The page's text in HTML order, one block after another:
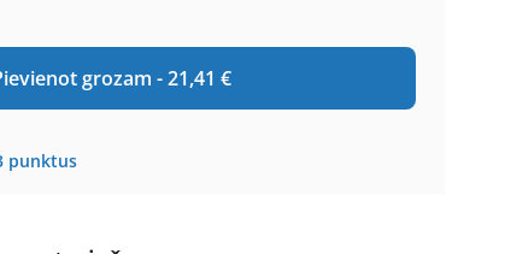
grozam -21,41 €
punktus